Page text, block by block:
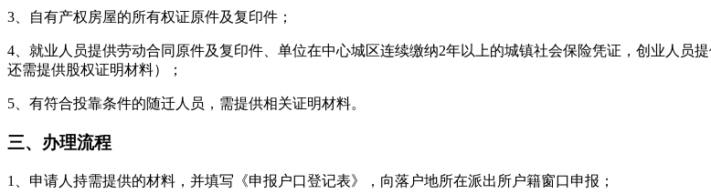
3、自有产权房屋的所有权证原件及复印件；
4、就业人员提供劳动合同原件及复印件、单位在中心城区连续缴纳2年以上的城镇社会保险凭证，创业人员
还需提供股权证明材料）；
5、有符合投靠条件的随迁人员，需提供相关证明材料。
三、办理流程
1、申请人持需提供的材料，并填写《申报户口登记表》，向落户地所在派出所户籍窗口申报；